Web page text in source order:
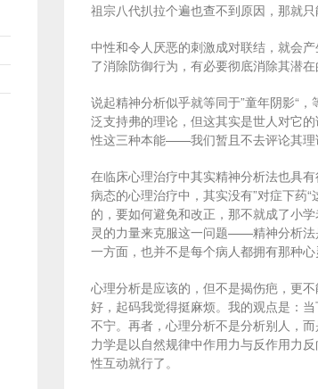
祖宗八代扒拉个遍也查不到原因，那就只
中性和令人厌恶的刺激成对联结，就会
了消除防御行为，有必要彻底消除其潜在
说起精神分析似乎就等同于”童年阴影“
泛支持弗的理论，但这其实是世人对它
性这三种本能——我们暂且不去评论其理
在临床心理治疗中其实精神分析法也具
病态的心理治疗中，其实没有”对症下药
的，要如何避免和改正，那不就成了小
灵的力量来克服这一问题——精神分析法
一方面，也并不是每个病人都拥有那种心
心理分析是应该的，但不是揭伤疤，更
好，起码我觉得挺麻烦。我的观点是：
不宁。再者，心理分析不是分析别人，
力学是以自然规律中作用力与反作用力
性互动就行了。